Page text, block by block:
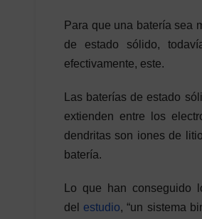
Para que una batería sea
de estado sólido,
efectivamente, este.
Las baterías de estado
extienden entre los
dendritas son iones de
batería.
Lo que han conseguido
del estudio, “un sistema